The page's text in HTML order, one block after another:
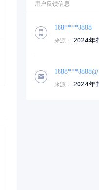
用户反馈信息
188****8888
来源： 2024年
来源： 2024年